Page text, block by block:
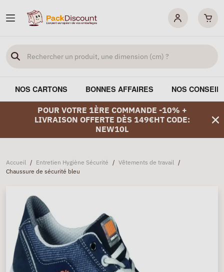
NOS CARTONS BONNES AFFAIRES NOS
POUR VOTRE 1ÈRE COMMANDE -10% +
LIVRAISON OFFERTE DÈS 149€HT CODE:
NEW10L
Accueil / Entretien Hygiène Sécurité / Vêtements de travail /
Chaussure de sécurité bleu